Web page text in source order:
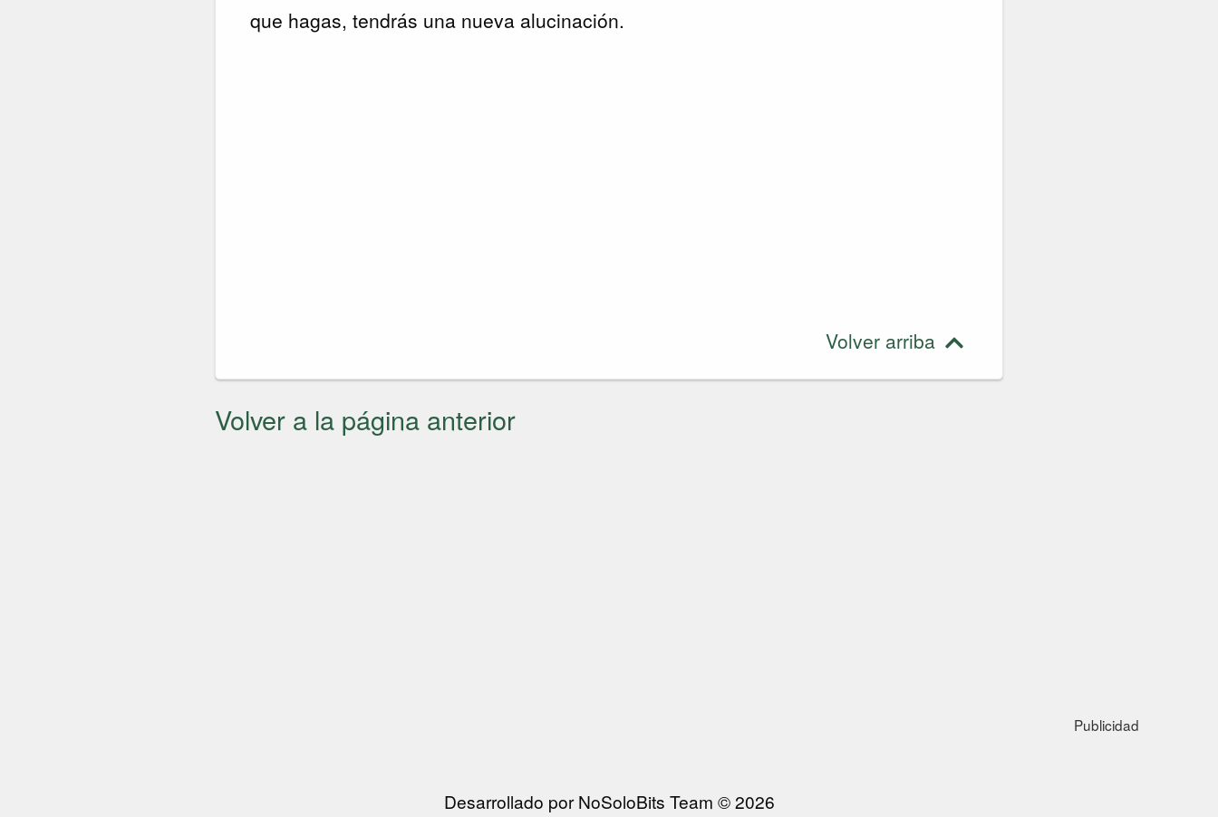
que hagas, tendrás una nueva alucinación.
Volver arriba
Volver a la página anterior
Publicidad
Desarrollado por NoSoloBits Team © 2026